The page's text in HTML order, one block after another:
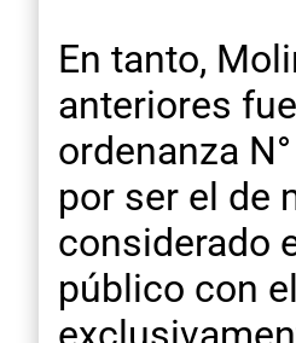
En tanto,
anteriores
ordenanza
por ser el de
considerado
público con